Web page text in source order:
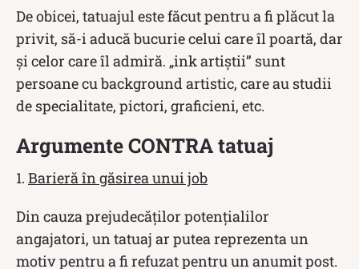
De obicei, tatuajul este făcut pentru a fi plăcut la
privit, să-i aducă bucurie celui care îl poartă, dar
și celor care îl admiră. „ink artiștii” sunt
persoane cu background artistic, care au studii
de specialitate, pictori, graficieni, etc.
Argumente CONTRA tatuaj
1. Barieră în găsirea unui job
Din cauza prejudecăților potențialilor
angajatori, un tatuaj ar putea reprezenta un
motiv pentru a fi refuzat pentru un anumit post.